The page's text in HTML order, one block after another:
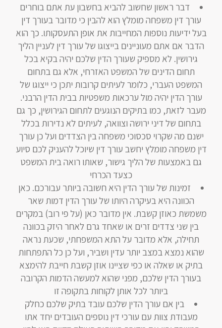
דבר ראשון שחשוב להביא בחשבון עת אתם בוחרים
עורך דין משפחה מומלץ הוא להבין כי מדובר בעורך דין
בעל ידיעות נוספות המחייבות את אופן התעסקותו. כך הוא
הדבר אם אתם מעוניינים בייצוגו של עורך דין לעניין הליך
גירושין. לא מספיק שעורך הדין שלכם יהיה בקיא בכל
תחום הדינים של המשפט האזרחי, אלא גם בתחום
המשפט העברי, כלומר לעיתים קרובות יתכן כי ייצוגו של
עורך הדין יהיה מול ערכאות משפטיות בבית הדין הרבני.
מעבר לזאת, כמו בתיקים הנוגעים לתחום הגירושין, כך גם
בתחום של דיני ירושה וצוואה, לעיתים לא נדירות בכלל
ישנם מה שקרוי סכסוכי משפחה בין הצדדים ועל כן עורך
דין משפחה מומלץ יחשב עורך דין שיוכל להעניק לכם סיוע
גם באמצעות של הליך גישור, שאותו רואה בית המשפט
כצעד הכרחי
זמינות של עורך הדין היא חשובה ביותר עבורכם. כאן
הכוונה היא בעיקרה היותו של עורך הדין דמות שאר
משמשת כאוזן קשבת. אין מדובר כאן (על פי רוב) במקרים
בין שני צדדים זרים או שאחד גרם לאחר היזק בכוונה
תחילה, אלא מדובר על התא המשפחתי, שכעת נראה
שהוא נמצא במצב יותר עדין ושביר, ועל כן כל התפתחות
בתיק או שאלה או כפי שציינו אוזן קשבת חייבת להימצא
בעורך הדין שלכם, מפני שהוא למעשה הדמות הקרובה
ביותר לכל אותן לקוחות בתקופה זו
בין אם עורך הדין שלכם עובד בתיק שלכם כחלק
מעבודת צוות עם עורכי דין נוספים העובדים יחד אתו